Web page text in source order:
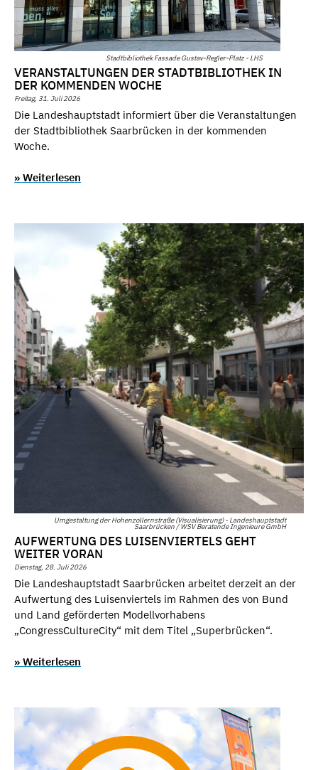
Stadtbibliothek Fassade Gustav-Regler-Platz - LHS
VERANSTALTUNGEN DER STADTBIBLIOTHEK IN
DER KOMMENDEN WOCHE
Freitag, 31. Juli 2026
Die Landeshauptstadt informiert über die Veranstaltungen
der Stadtbibliothek Saarbrücken in der kommenden
Woche.
» Weiterlesen
Umgestaltung der Hohenzollernstraße (Visualisierung) - Landeshauptstadt
Saarbrücken / WSV Beratende Ingenieure GmbH
AUFWERTUNG DES LUISENVIERTELS GEHT
WEITER VORAN
Dienstag, 28. Juli 2026
Die Landeshauptstadt Saarbrücken arbeitet derzeit an der
Aufwertung des Luisenviertels im Rahmen des von Bund
und Land geförderten Modellvorhabens
„CongressCultureCity“ mit dem Titel „Superbrücken“.
» Weiterlesen